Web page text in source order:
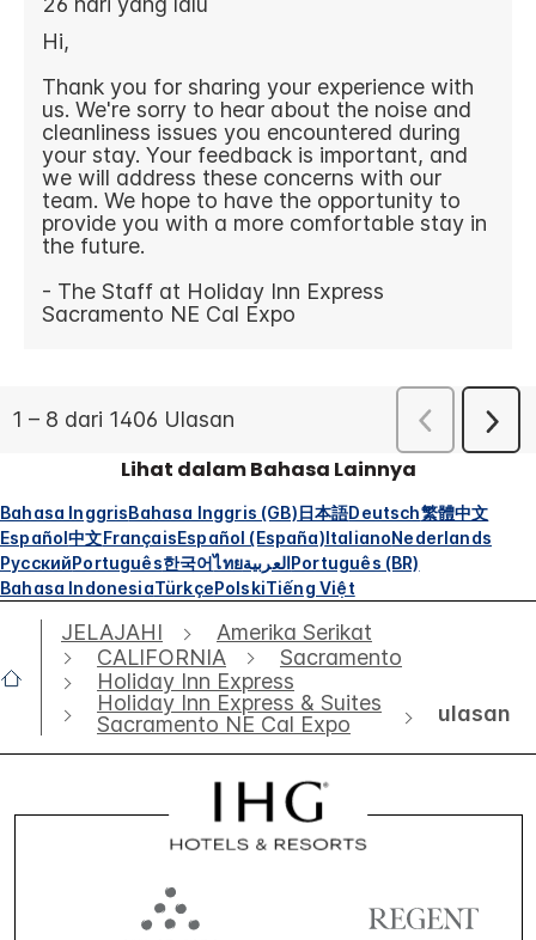
Lihat dalam Bahasa Lainnya
Bahasa InggrisBahasa Inggris (GB)日本語Deutsch繁體中文
Español中文FrançaisEspañol (España)ItalianoNederlands
РусскийPortuguês한국어ไทยالعربيةPortuguês (BR)
Bahasa IndonesiaTürkçePolskiTiếng Việt
JELAJAHI
Amerika Serikat
CALIFORNIA
Sacramento
Holiday Inn Express
Holiday Inn Express & Suites
Sacramento NE Cal Expo
ulasan